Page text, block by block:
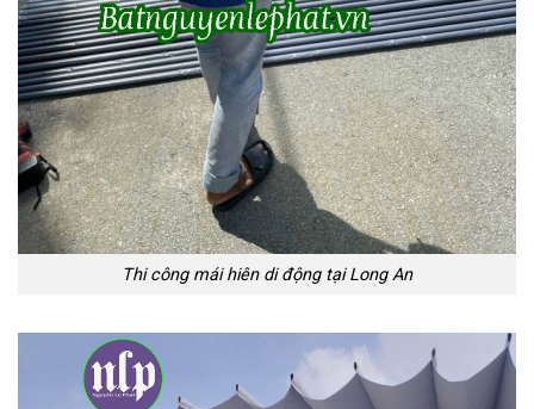
Thi công mái hiên di động tại Long An